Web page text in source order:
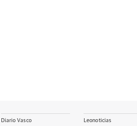
Diario Vasco Leonoticias